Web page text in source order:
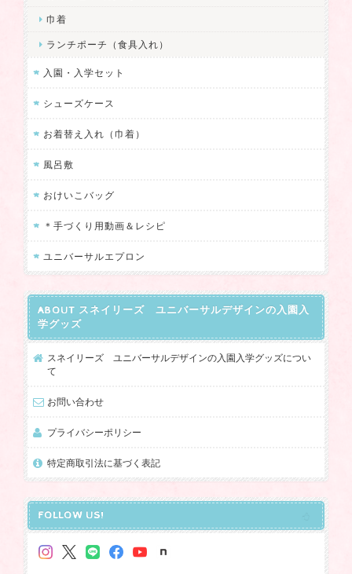
この度は、ご注文を頂きありがとうござ
いました！ お色のリクエストを伺うこと
命を楽しみにしております❤
す。 手先がうまく使えない息子でも、こちらの商品だとチャック
の開閉など一人でできるようになり、とても使いやすいです。 デ
ザインもとても可愛くて、ショップの方の対応も親切です。 息子
は学校の上履き入れ、体操袋、ポーチなど全てこちらのショップ
の商品を利用させてもらっています。 可愛くて使いやすいのでお
長年のご愛顧をありがとうございます。
ーチは息子さんがご自身でファスナーを
開閉できるとのことで、今までも何個も
リピートしていただいていて嬉しいで
巾着
ランチポーチ（食具入れ）
入園・入学セット
シューズケース
お着替え入れ（巾着）
風呂敷
おけいこバッグ
＊手づくり用動画＆レシピ
ユニバーサルエプロン
ABOUT スネイリーズ ユニバーサルデザインの入園入
学グッズ
スネイリーズ ユニバーサルデザインの入園入学グッズについ
て
お問い合わせ
プライバシーポリシー
特定商取引法に基づく表記
FOLLOW US!